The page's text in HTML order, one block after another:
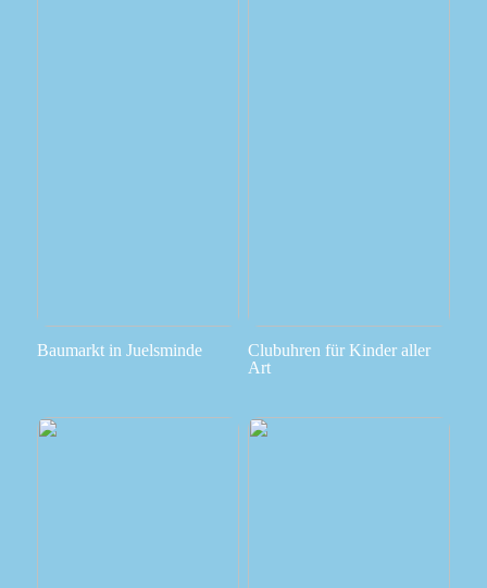
Baumarkt in Juelsminde
Clubuhren für Kinder aller
Art